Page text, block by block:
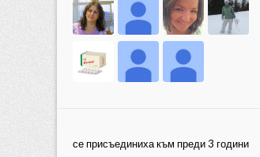
се присъединиха към преди 3 години